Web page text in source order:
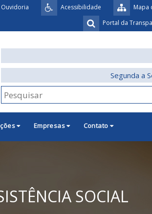
Mapa
Acessibilidade
Ouvidoria
Portal da
Segunda a
Empresas Contato
SOCIAL